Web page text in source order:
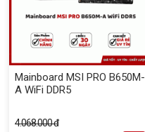
Mainboard MSI PRO B650M-
A WiFi DDR5
4.068.000 đ